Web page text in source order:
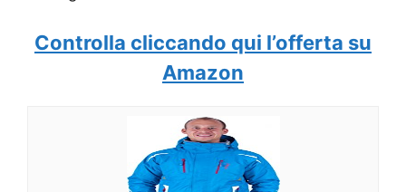
Controlla cliccando qui l’offerta su
Amazon